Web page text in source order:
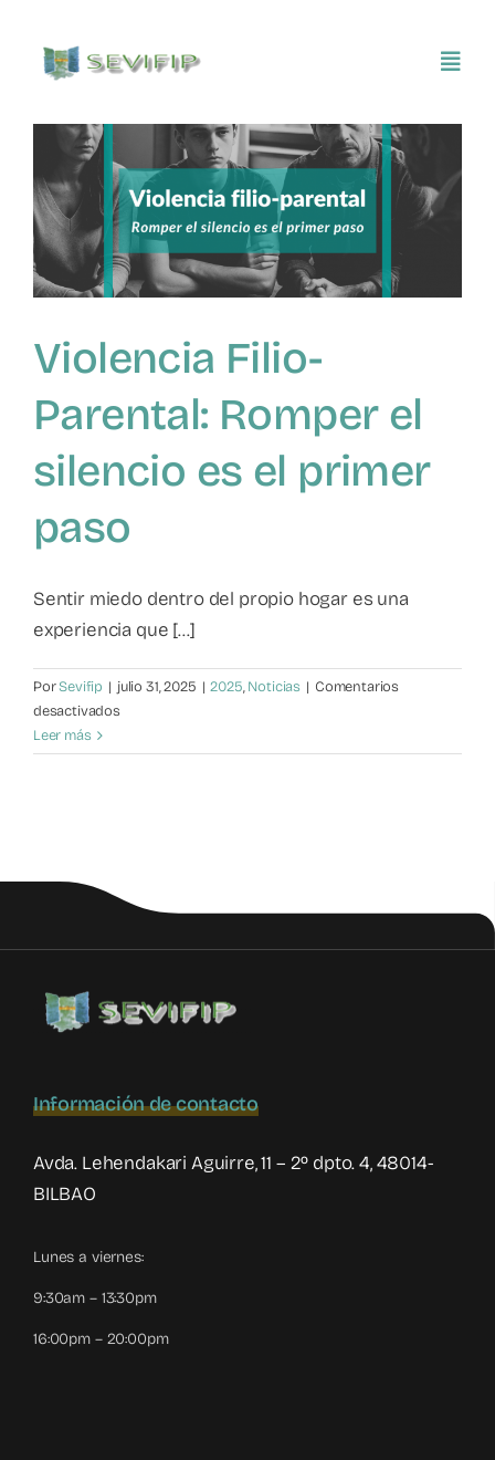
contenido
Conócenos
Asociarse
SEVIFIP CONECTA
Mapa de recursos
Observatorio VFP
Violencia Filio-
Parental: Romper el
silencio es el primer
paso
Sentir miedo dentro del propio hogar es una
experiencia que [...]
PorSevifip | julio 31, 2025 | 2025,Noticias | Comentarios
desactivadosen
Filio-
el
paso
Leer más
Información de contacto
Avda. Lehendakari Aguirre, 11 – 2º dpto. 4, 48014-
BILBAO
Lunes a viernes:
9:30am – 13:30pm
16:00pm – 20:00pm